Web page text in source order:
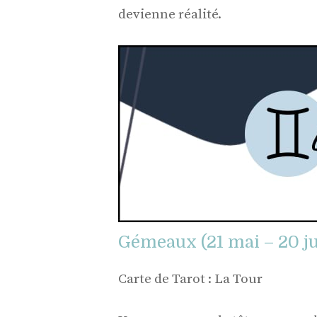
devienne réalité.
Gémeaux (21 mai – 20
Carte de Tarot : La Tour